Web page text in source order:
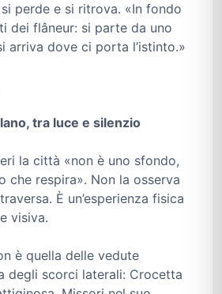
perde e si ritrova. «In fondo
dei flâneur: si parte da uno
arriva dove ci porta l’istinto.»
tra luce e silenzio
la città «non è uno sfondo,
che respira». Non la osserva
È un’esperienza fisica
visiva.
è quella delle vedute
degli scorci laterali: Crocetta